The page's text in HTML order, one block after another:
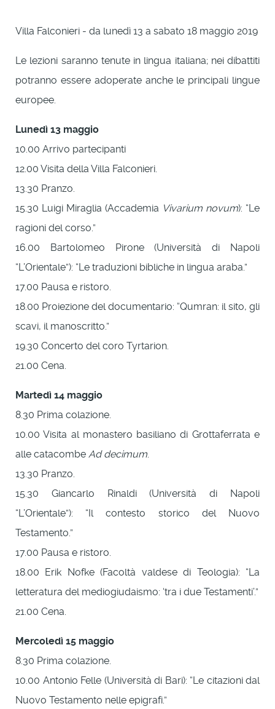
Villa Falconieri - da lunedì 13 a sabato 18 maggio 2019
Le lezioni saranno tenute in lingua italiana; nei dibattiti
potranno essere adoperate anche le principali lingue
europee.
Lunedì 13 maggio
10.00 Arrivo partecipanti
12.00 Visita della Villa Falconieri.
13.30 Pranzo.
15.30 Luigi Miraglia (Accademia Vivarium novum): “Le
ragioni del corso.”
16.00 Bartolomeo Pirone (Università di Napoli
“L’Orientale”): “Le traduzioni bibliche in lingua araba.”
17.00 Pausa e ristoro.
18.00 Proiezione del documentario: “Qumran: il sito, gli
scavi, il manoscritto.”
19.30 Concerto del coro Tyrtarion.
21.00 Cena.
Martedì 14 maggio
8.30 Prima colazione.
10.00 Visita al monastero basiliano di Grottaferrata e
alle catacombe Ad decimum.
13.30 Pranzo.
15.30 Giancarlo Rinaldi (Università di Napoli
“L’Orientale”): “Il contesto storico del Nuovo
Testamento.”
17.00 Pausa e ristoro.
18.00 Erik Nofke (Facoltà valdese di Teologia): “La
letteratura del mediogiudaismo: ‘tra i due Testamenti’.”
21.00 Cena.
Mercoledì 15 maggio
8.30 Prima colazione.
10.00 Antonio Felle (Università di Bari): “Le citazioni dal
Nuovo Testamento nelle epigrafi.”